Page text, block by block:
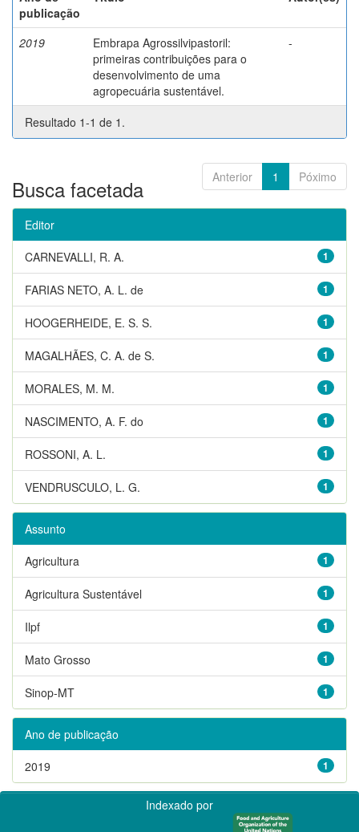
publicação
2019
Embrapa Agrossilvipastoril:
primeiras contribuições para o
desenvolvimento de uma
agropecuária sustentável.
-
Resultado 1-1 de 1.
Anterior 1 Póximo
Busca facetada
Editor
1
CARNEVALLI, R. A.
1
FARIAS NETO, A. L. de
1
HOOGERHEIDE, E. S. S.
1
MAGALHÃES, C. A. de S.
1
MORALES, M. M.
1
NASCIMENTO, A. F. do
1
ROSSONI, A. L.
1
VENDRUSCULO, L. G.
Assunto
1
Agricultura
1
Agricultura Sustentável
1
Ilpf
1
Mato Grosso
1
Sinop-MT
Ano de publicação
1
2019
Indexado por